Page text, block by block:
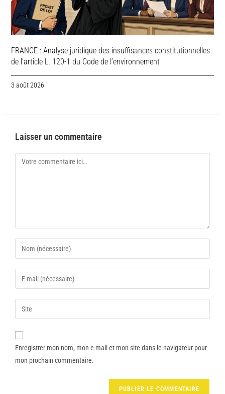
FRANCE : Analyse juridique des insuffisances constitutionnelles
de l’article L. 120-1 du Code de l’environnement
3 août 2026
Laisser un commentaire
Enregistrer mon nom, mon e-mail et mon site dans le navigateur pour
mon prochain commentaire.